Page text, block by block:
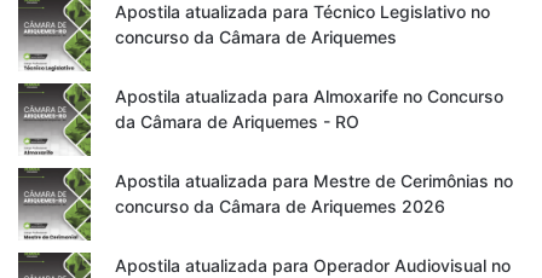
Apostila atualizada para Técnico Legislativo no
concurso da Câmara de Ariquemes
Apostila atualizada para Almoxarife no Concurso
da Câmara de Ariquemes - RO
Apostila atualizada para Mestre de Cerimônias no
concurso da Câmara de Ariquemes 2026
Apostila atualizada para Operador Audiovisual no